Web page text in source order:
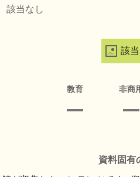
該当なし
該
教育 非商
資料固有